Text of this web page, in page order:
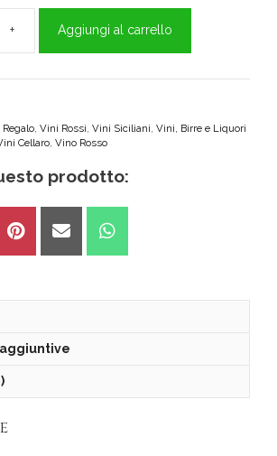
Lumà
Syrah
Terre
"Cellaro"
quantità
Aggiungi al carrello
, Vini Rossi, Vini Siciliani, Vini, Birre e Liquori
Cellaro, Vino Rosso
prodotto:
Share
Share
Share